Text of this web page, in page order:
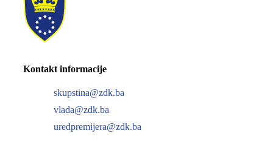
Kontakt informacije
skupstina@zdk.ba
vlada@zdk.ba
uredpremijera@zdk.ba